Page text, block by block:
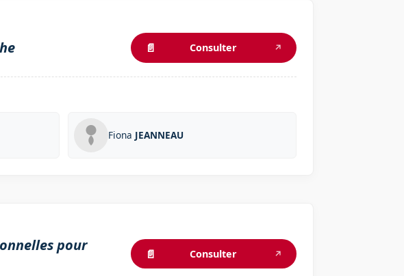
📄 Consulter ↗
Fiona JEANNEAU
pour
📄 Consulter ↗